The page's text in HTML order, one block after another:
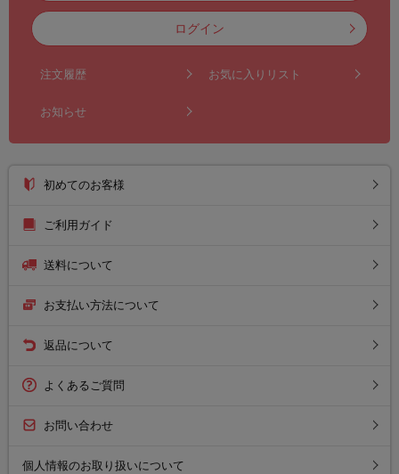
ログイン
注文履歴 お気に入りリスト
お知らせ
初めてのお客様
ご利用ガイド
送料について
お支払い方法について
返品について
よくあるご質問
お問い合わせ
個人情報のお取り扱いについて